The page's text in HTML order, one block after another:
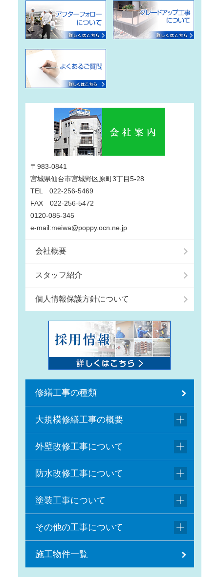
〒983-0841
宮城県仙台市宮城野区原町3丁目5-28
TEL 022-256-5469
FAX 022-256-5472
0120-085-345
e-mail:meiwa@poppy.ocn.ne.jp
会社概要
スタッフ紹介
個人情報保護方針について
修繕工事の種類
大規模修繕工事の概要
外壁改修工事について
防水改修工事について
塗装工事について
その他の工事について
施工物件一覧